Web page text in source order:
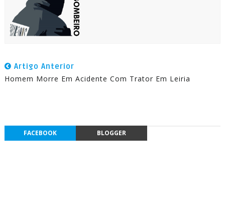
Artigo Anterior
Homem Morre Em Acidente Com Trator Em Leiria
FACEBOOK BLOGGER